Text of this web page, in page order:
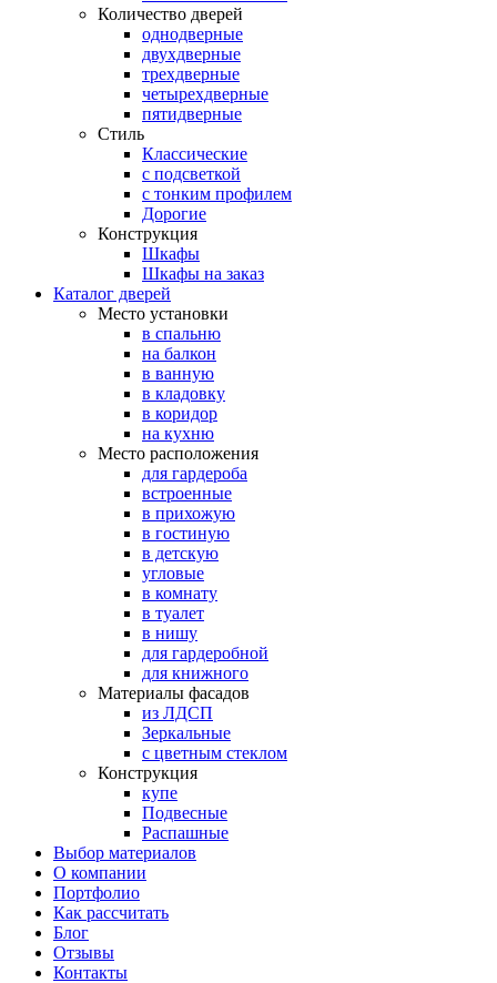
Количество дверей
однодверные
двухдверные
трехдверные
четырехдверные
пятидверные
Стиль
Классические
с подсветкой
с тонким профилем
Дорогие
Конструкция
Шкафы
Шкафы на заказ
Каталог дверей
Место установки
в спальню
на балкон
в ванную
в кладовку
в коридор
на кухню
Место расположения
для гардероба
встроенные
в прихожую
в гостиную
в детскую
угловые
в комнату
в туалет
в нишу
для гардеробной
для книжного
Материалы фасадов
из ЛДСП
Зеркальные
с цветным стеклом
Конструкция
купе
Подвесные
Распашные
Выбор материалов
О компании
Портфолио
Как рассчитать
Блог
Отзывы
Контакты